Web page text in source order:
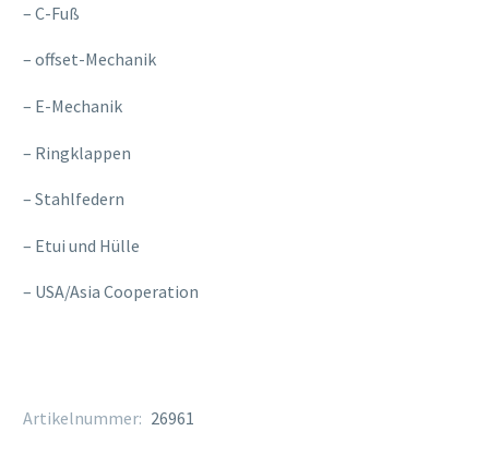
– C-Fuß
– offset-Mechanik
– E-Mechanik
– Ringklappen
– Stahlfedern
– Etui und Hülle
– USA/Asia Cooperation
Artikelnummer: 26961